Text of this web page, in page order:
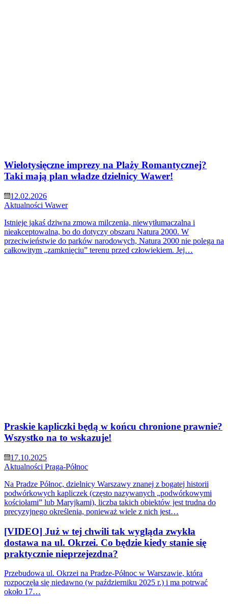
Wielotysięczne imprezy na Plaży Romantycznej?
Taki mają plan władze dzielnicy Wawer!
12.02.2026
Aktualności Wawer
Istnieje jakaś dziwna zmowa milczenia, niewytłumaczalna i
nieakceptowalna, bo do dotyczy obszaru Natura 2000. W
przeciwieństwie do parków narodowych, Natura 2000 nie polega na
całkowitym „zamknięciu” terenu przed człowiekiem. Jej…
Praskie kapliczki będą w końcu chronione prawnie?
Wszystko na to wskazuje!
17.10.2025
Aktualności Praga-Północ
Na Pradze Północ, dzielnicy Warszawy znanej z bogatej historii
podwórkowych kapliczek (często nazywanych „podwórkowymi
kościołami” lub Maryjkami), liczba takich obiektów jest trudna do
precyzyjnego określenia, ponieważ wiele z nich jest…
[VIDEO] Już w tej chwili tak wygląda zwykła
dostawa na ul. Okrzei. Co będzie kiedy stanie się
praktycznie nieprzejezdna?
Przebudowa ul. Okrzei na Pradze-Północ w Warszawie, która
rozpoczęła się niedawno (w październiku 2025 r.) i ma potrwać
około 17…